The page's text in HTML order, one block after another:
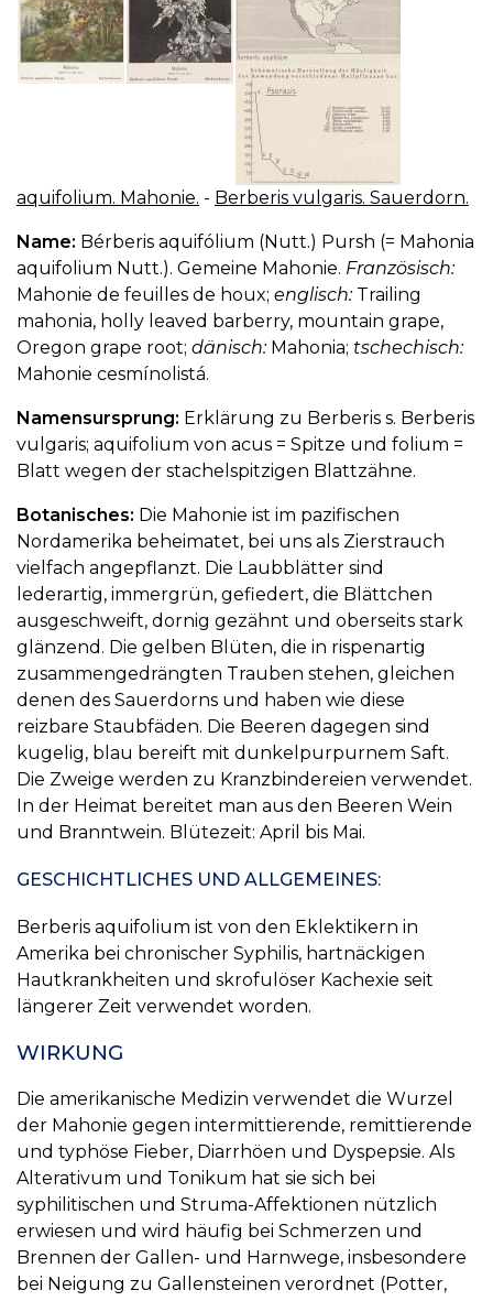
aquifolium. Mahonie. - Berberis vulgaris. Sauerdorn.
Name: Bérberis aquifólium (Nutt.) Pursh (= Mahonia
aquifolium Nutt.). Gemeine Mahonie. Französisch:
Mahonie de feuilles de houx; englisch:Trailing
mahonia, holly leaved barberry, mountain grape,
Oregon grape root; dänisch:Mahonia; tschechisch:
Mahonie cesmínolistá.
Namensursprung: Erklärung zu Berberis s. Berberis
vulgaris; aquifolium von acus = Spitze und folium =
Blatt wegen der stachelspitzigen Blattzähne.
Botanisches: Die Mahonie ist im pazifischen
Nordamerika beheimatet, bei uns als Zierstrauch
vielfach angepflanzt. Die Laubblätter sind
lederartig, immergrün, gefiedert, die Blättchen
ausgeschweift, dornig gezähnt und oberseits stark
glänzend. Die gelben Blüten, die in rispenartig
zusammengedrängten Trauben stehen, gleichen
denen des Sauerdorns und haben wie diese
reizbare Staubfäden. Die Beeren dagegen sind
kugelig, blau bereift mit dunkelpurpurnem Saft.
Die Zweige werden zu Kranzbindereien verwendet.
In der Heimat bereitet man aus den Beeren Wein
und Branntwein. Blütezeit: April bis Mai.
GESCHICHTLICHES UND ALLGEMEINES:
Berberis aquifolium ist von den Eklektikern in
Amerika bei chronischer Syphilis, hartnäckigen
Hautkrankheiten und skrofulöser Kachexie seit
längerer Zeit verwendet worden.
WIRKUNG
Die amerikanische Medizin verwendet die Wurzel
der Mahonie gegen intermittierende, remittierende
und typhöse Fieber, Diarrhöen und Dyspepsie. Als
Alterativum und Tonikum hat sie sich bei
syphilitischen und Struma-Affektionen nützlich
erwiesen und wird häufig bei Schmerzen und
Brennen der Gallen- und Harnwege, insbesondere
bei Neigung zu Gallensteinen verordnet (Potter,